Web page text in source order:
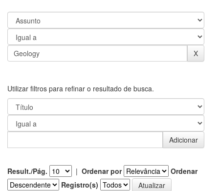
Utilizar filtros para refinar o resultado de busca.
Result./Pág. | Ordenar por
Ordenar
Registro(s)